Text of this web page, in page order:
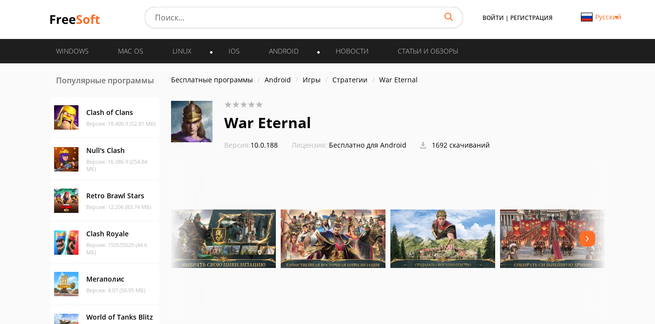
ВОЙТИ | РЕГИСТРАЦИЯ Русский
WINDOWS MAC OS LINUX IOS ANDROID НОВОСТИ СТАТЬИ И ОБЗОРЫ
Популярные программы
Clash of Clans
Версия: 18.400.9 (52.81 МБ)
Null's Clash
Версия: 16.386.9 (254.84
МБ)
Retro Brawl Stars
Версия: 12.206 (83.74 МБ)
Clash Royale
Версия: 150535029 (44.6
МБ)
Мегаполис
Версия: 4.07 (50.95 МБ)
World of Tanks Blitz
Бесплатные программы Android Игры Стратегии War Eternal
War Eternal
Версия:10.0.188 Лицензия: Бесплатно для Android 1692 скачиваний